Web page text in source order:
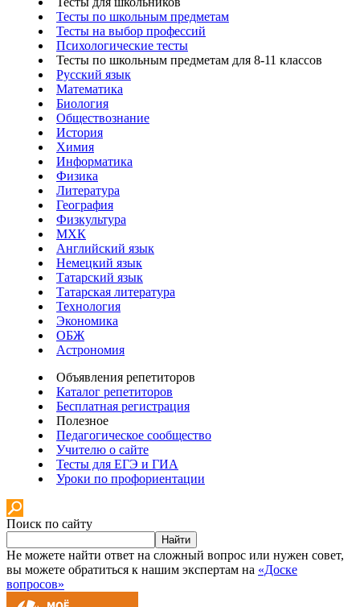
Тесты по школьным предметам
Тесты на выбор профессий
Психологические тесты
Тесты по школьным предметам для 8-11 классов
Русский язык
Математика
Биология
Обществознание
История
Химия
Информатика
Физика
Литература
География
Физкультура
МХК
Английский язык
Немецкий язык
Татарский язык
Татарская литература
Технология
Экономика
ОБЖ
Астрономия
Объявления репетиторов
Каталог репетиторов
Бесплатная регистрация
Полезное
Педагогическое сообщество
Учителю о сайте
Тесты для ЕГЭ и ГИА
Уроки по профориентации
Поиск по сайту
Найти
Не можете найти ответ на сложный вопрос или нужен совет,
вы можете обратиться к нашим экспертам на «Доске
вопросов»